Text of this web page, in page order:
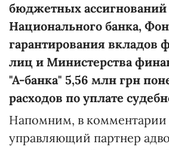
бюджетных ассигнований
Национального банка,
гарантирования вкладов
лиц и Министерства
"А-банка" 5,56 млн грн
расходов по уплате
Напомним, в комментарии
управляющий партнер